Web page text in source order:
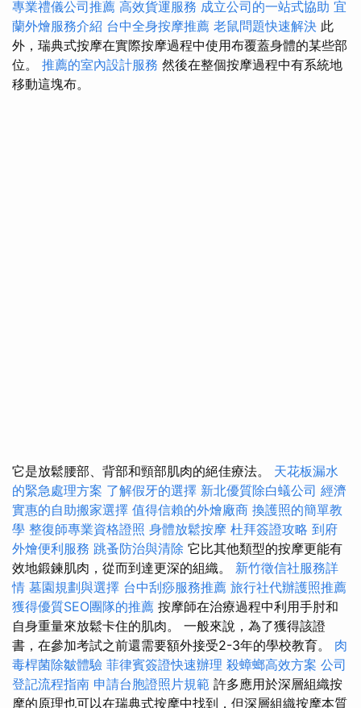
專業禮儀公司推薦 高效貨運服務 成立公司的一站式協助 宜
蘭外燴服務介紹 台中全身按摩推薦 老鼠問題快速解決 此
外，瑞典式按摩在實際按摩過程中使用布覆蓋身體的某些部
位。 推薦的室內設計服務 然後在整個按摩過程中有系統地
移動這塊布。
它是放鬆腰部、背部和頸部肌肉的絕佳療法。 天花板漏水
的緊急處理方案 了解假牙的選擇 新北優質除白蟻公司 經濟
實惠的自助搬家選擇 值得信賴的外燴廠商 換護照的簡單教
學 整復師專業資格證照 身體放鬆按摩 杜拜簽證攻略 到府
外燴便利服務 跳蚤防治與清除 它比其他類型的按摩更能有
效地鍛鍊肌肉，從而到達更深的組織。 新竹徵信社服務詳
情 墓園規劃與選擇 台中刮痧服務推薦 旅行社代辦護照推薦
獲得優質SEO團隊的推薦 按摩師在治療過程中利用手肘和
自身重量來放鬆卡住的肌肉。 一般來說，為了獲得該證
書，在參加考試之前還需要額外接受2-3年的學校教育。 肉
毒桿菌除皺體驗 菲律賓簽證快速辦理 殺蟑螂高效方案 公司
登記流程指南 申請台胞證照片規範 許多應用於深層組織按
摩的原理也可以在瑞典式按摩中找到，但深層組織按摩本質